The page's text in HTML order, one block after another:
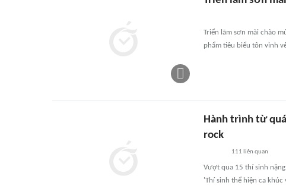
Triển lãm sơn mài chào
phẩm tiêu biểu tôn vinh
Hành trình từ
rock
111 liên quan
Vượt qua 15 thí sinh
'Thí sinh thể hiện ca